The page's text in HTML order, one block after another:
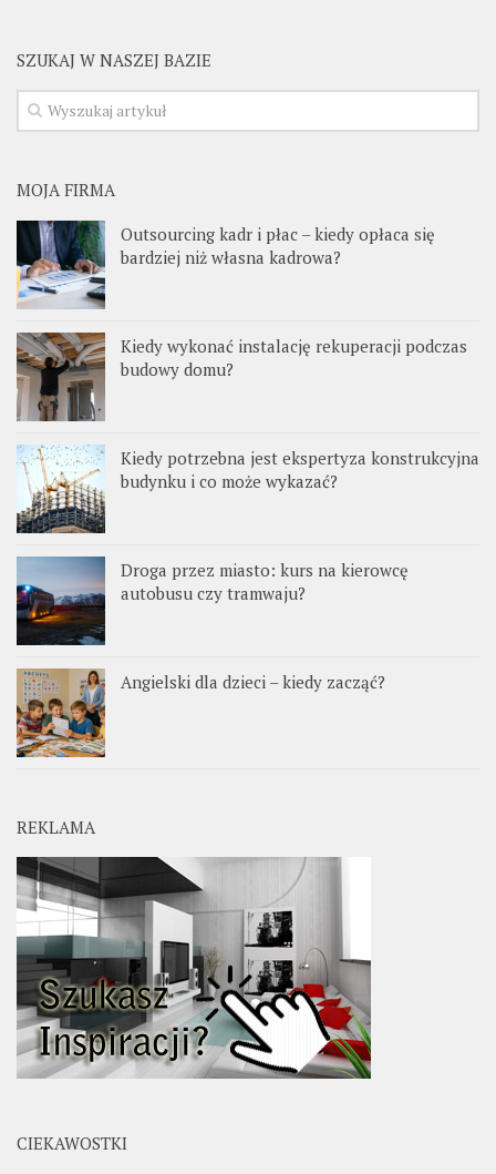
SZUKAJ W NASZEJ BAZIE
MOJA FIRMA
Outsourcing kadr i płac – kiedy opłaca się
bardziej niż własna kadrowa?
Kiedy wykonać instalację rekuperacji podczas
budowy domu?
Kiedy potrzebna jest ekspertyza konstrukcyjna
budynku i co może wykazać?
Droga przez miasto: kurs na kierowcę
autobusu czy tramwaju?
Angielski dla dzieci – kiedy zacząć?
REKLAMA
CIEKAWOSTKI